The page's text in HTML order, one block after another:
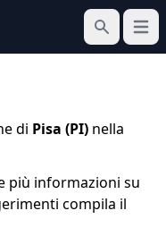
Cerca
Apri
di Pisa (PI) nella
più informazioni su
compila il